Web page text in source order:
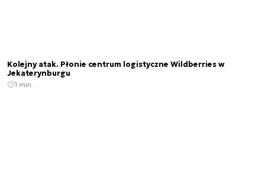
Kolejny atak. Płonie centrum logistyczne Wildberries w
Jekaterynburgu
1 min.